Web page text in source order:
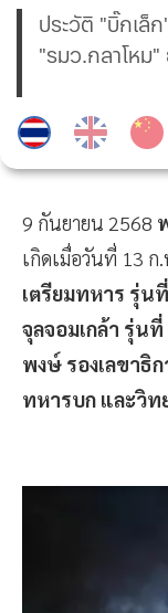
ประวัติ "บิ๊กเ
"รมว.กลาโหม
9 กันยายน 2568
เกิดเมื่อวันที่ 13
เตรียมทหาร รุ่น
จุลจอมเกล้า รุ่น
พงษ์ รองเลขาธิ
ทหารบก และวิท